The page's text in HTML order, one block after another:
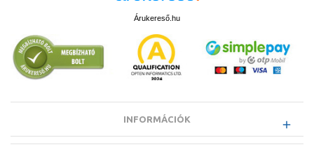
Árukereső.hu
INFORMÁCIÓK